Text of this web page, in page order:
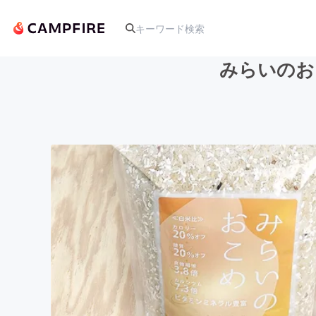
アート・写真
テクノロジー・ガジェット
映像・映画
ビジネス・起業
みらいの